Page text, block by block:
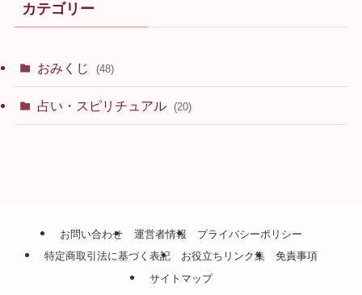
カテゴリー
おみくじ (48)
占い・スピリチュアル (20)
お問い合わせ 運営者情報
プライバシーポリシー
特定商取引法に基づく表記
お役立ちリンク集
免責事項
サイトマップ